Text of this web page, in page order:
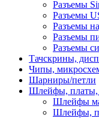
Разъемы
Разъемы
Разъемы
Разъемы
Разъемы
Тачскрины,
Чипы,
Шарниры/петли
Шлейфы, платы,
Шлейфы
Шлейфы,